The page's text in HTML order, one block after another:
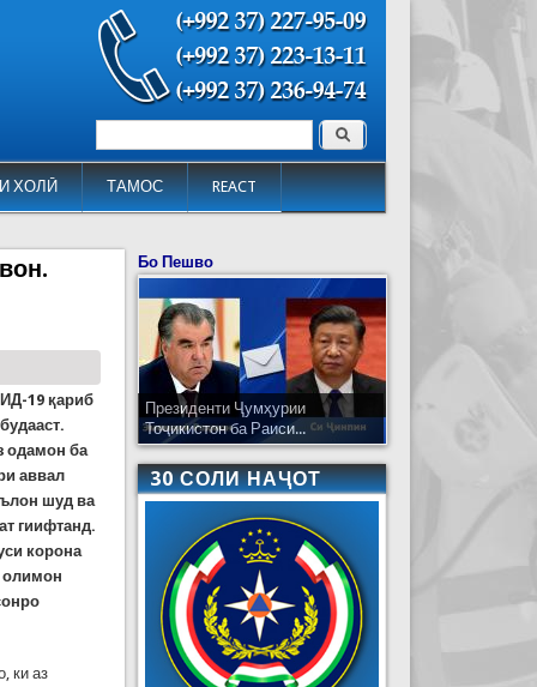
ХОЛӢ ТАМОС REACT
Форма поиска Поиск
19 қариб
одамон ба
аввал
шуд ва
гиифтанд.
корона
олимон
ки аз
Бо Пешво
Президенти Ҷумҳурии
Тоҷикистон ба Раиси...
30 СОЛИ НАҶОТ